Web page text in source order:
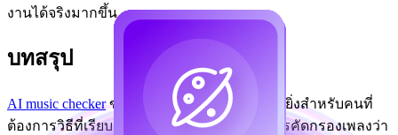
งานได้จริงมากขึ้น
บทสรุป
AI music checkerของ MusicMaker เหมาะอย่างยิ่งสำหรับคนที่
ต้องการวิธีที่เรียบง่ายและอ่านเข้าใจง่ายในการคัดกรองเพลงว่า